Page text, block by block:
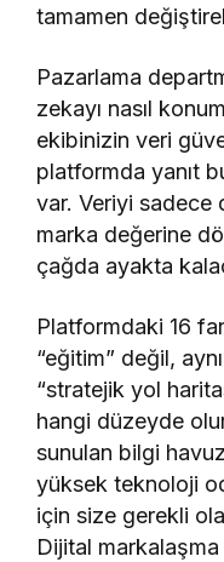
tamamen
Pazarlama
zekayı nasıl
ekibinizin veri
platformda yanıt
var. Veriyi sadece
marka değerine
çağda ayakta
Platformdaki 16
“eğitim” değil,
“stratejik yol
hangi düzeyde
sunulan bilgi
yüksek teknoloji
için size gerekli
Dijital